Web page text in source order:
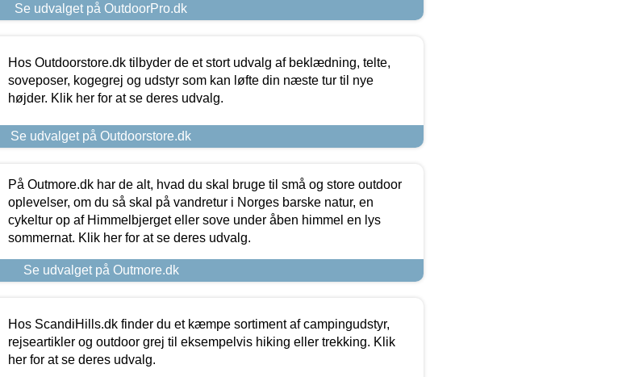
Se udvalget på OutdoorPro.dk
Hos Outdoorstore.dk tilbyder de et stort udvalg af beklædning, telte,
soveposer, kogegrej og udstyr som kan løfte din næste tur til nye
højder. Klik her for at se deres udvalg.
Se udvalget på Outdoorstore.dk
På Outmore.dk har de alt, hvad du skal bruge til små og store outdoor
oplevelser, om du så skal på vandretur i Norges barske natur, en
cykeltur op af Himmelbjerget eller sove under åben himmel en lys
sommernat. Klik her for at se deres udvalg.
Se udvalget på Outmore.dk
Hos ScandiHills.dk finder du et kæmpe sortiment af campingudstyr,
rejseartikler og outdoor grej til eksempelvis hiking eller trekking. Klik
her for at se deres udvalg.